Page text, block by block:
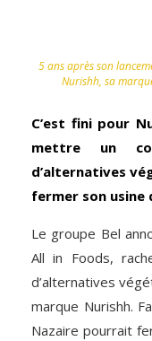
5 ans après son
Nurishh, sa
C’est fini pour
mettre un
d’alternatives
fermer son usine
Le groupe Bel
All in Foods,
d’alternatives
marque Nurishh.
Nazaire pourrait